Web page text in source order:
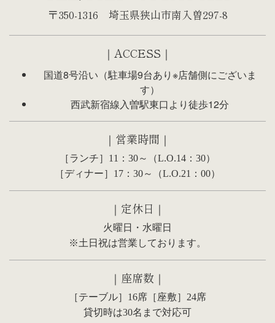
〒350-1316 埼玉県狭山市南入曽297-8
｜ACCESS｜
国道8号沿い（駐車場9台あり※店舗側にございま
す）
西武新宿線入曽駅東口より徒歩12分
｜営業時間｜
［ランチ］11：30～（L.O.14：30）
［ディナー］17：30～（L.O.21：00）
｜定休日｜
火曜日・水曜日
※土日祝は営業しております。
｜座席数｜
［テーブル］16席［座敷］24席
貸切時は30名まで対応可